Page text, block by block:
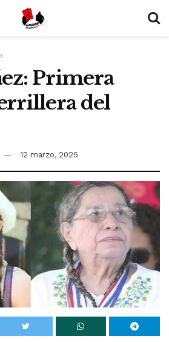
Primera
del
12 marzo, 2025